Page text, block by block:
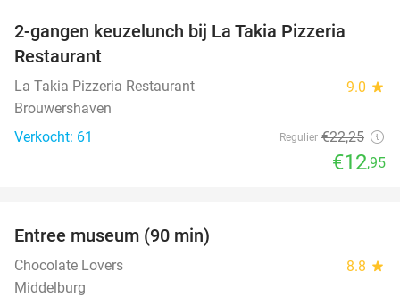
2-gangen keuzelunch bij La Takia Pizzeria
Restaurant
La Takia Pizzeria Restaurant 9.0 star
Brouwershaven
Verkocht: 61
Regulier €22,25
€12,95
Entree museum (90 min)
Chocolate Lovers 8.8 star
Middelburg